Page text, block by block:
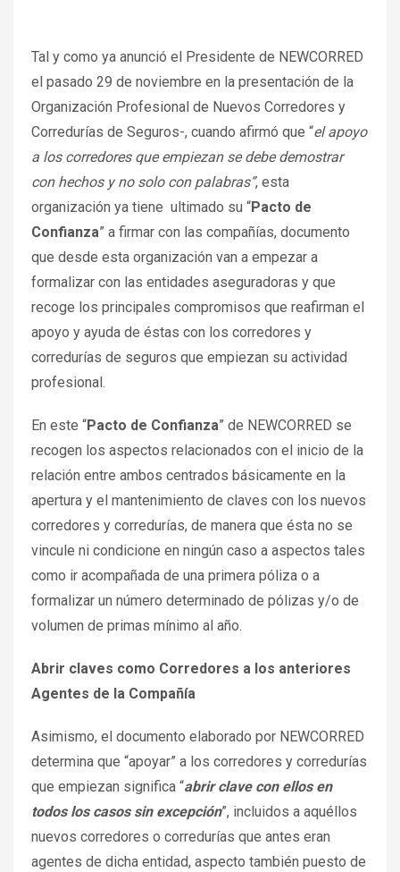
Tal y como ya anunció el Presidente de NEWCORRED
el pasado 29 de noviembre en la presentación de la
Organización Profesional de Nuevos Corredores y
Corredurías de Seguros-, cuando afirmó que “el apoyo
a los corredores que empiezan se debe demostrar
con hechos y no solo con palabras”, esta
organización ya tiene ultimado su “Pacto de
Confianza” a firmar con las compañías, documento
que desde esta organización van a empezar a
formalizar con las entidades aseguradoras y que
recoge los principales compromisos que reafirman el
apoyo y ayuda de éstas con los corredores y
corredurías de seguros que empiezan su actividad
profesional.
En este “Pacto de Confianza” de NEWCORRED se
recogen los aspectos relacionados con el inicio de la
relación entre ambos centrados básicamente en la
apertura y el mantenimiento de claves con los nuevos
corredores y corredurías, de manera que ésta no se
vincule ni condicione en ningún caso a aspectos tales
como ir acompañada de una primera póliza o a
formalizar un número determinado de pólizas y/o de
volumen de primas mínimo al año.
Abrir claves como Corredores a los anteriores
Agentes de la Compañía
Asimismo, el documento elaborado por NEWCORRED
determina que “apoyar” a los corredores y corredurías
que empiezan significa “abrir clave con ellos en
todos los casos sin excepción”, incluidos a aquéllos
nuevos corredores o corredurías que antes eran
agentes de dicha entidad, aspecto también puesto de